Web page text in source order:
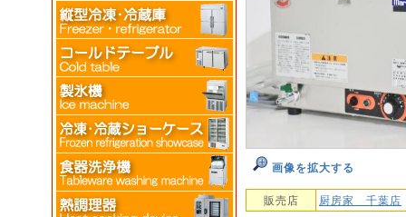
画像を拡大する
販売店 厨房家 千葉店